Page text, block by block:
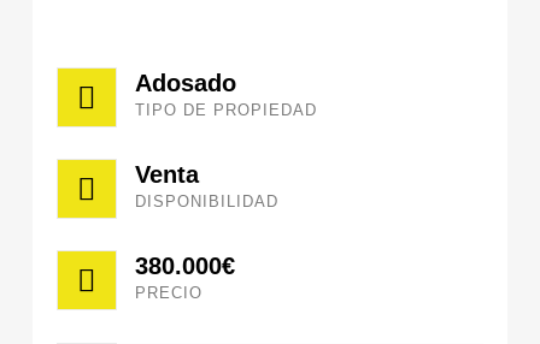
Adosado
TIPO DE PROPIEDAD
Venta
DISPONIBILIDAD
380.000€
PRECIO